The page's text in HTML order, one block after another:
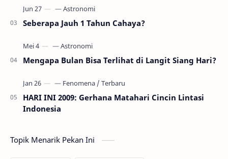
Seberapa Jauh 1 Tahun Cahaya?
Mengapa Bulan Bisa Terlihat di Langit Siang Hari?
HARI INI 2009: Gerhana Matahari Cincin Lintasi
Indonesia
Topik Menarik Pekan Ini